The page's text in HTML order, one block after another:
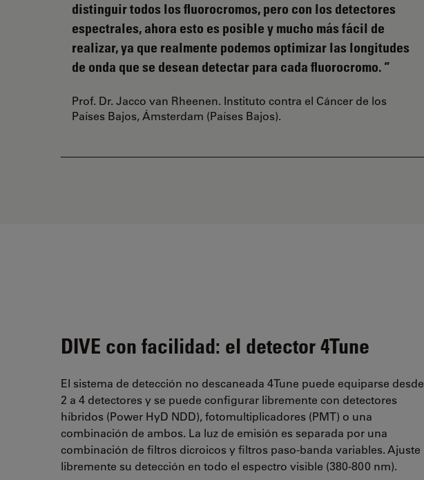
distinguir todos los fluorocromos, pero con los detectores
espectrales, ahora esto es posible y mucho más fácil de
realizar, ya que realmente podemos optimizar las longitudes
de onda que se desean detectar para cada fluorocromo.
Prof. Dr. Jacco van Rheenen. Instituto contra el Cáncer de los
Países Bajos, Ámsterdam (Países Bajos).
DIVE con facilidad: el detector 4Tune
El sistema de detección no descaneada 4Tune puede equiparse desde
2 a 4 detectores y se puede configurar libremente con detectores
híbridos (Power HyD NDD), fotomultiplicadores (PMT) o una
combinación de ambos. La luz de emisión es separada por una
combinación de filtros dicroicos y filtros paso-banda variables. Ajuste
libremente su detección en todo el espectro visible (380-800 nm).